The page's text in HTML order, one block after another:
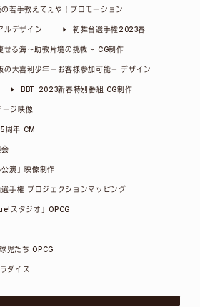
若手教えてぇや！プロモーション
ルデザイン 初舞台選手権2023春
せる海～助教片境の挑戦～ CG制作
の大喜利少年－お客様参加可能－ デザイン
BBT 2023新春特別番組 CG制作
ジ映像
周年 CM
会
演」映像制作
手権 プロジェクションマッピング
スタジオ」OPCG
児たち OPCG
ダイス